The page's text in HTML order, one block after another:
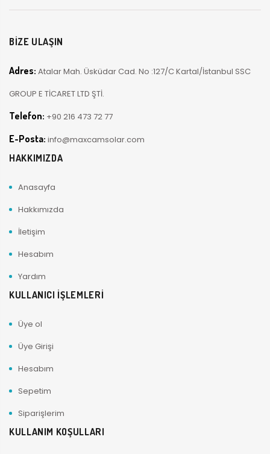
BİZE ULAŞIN
Adres: Atalar Mah. Üsküdar Cad. No :127/C Kartal/İstanbul SSC
GROUP E TİCARET LTD ŞTİ.
Telefon: +90 216 473 72 77
E-Posta: info@maxcamsolar.com
HAKKIMIZDA
Anasayfa
Hakkımızda
İletişim
Hesabım
Yardım
KULLANICI İŞLEMLERİ
Üye ol
Üye Girişi
Hesabım
Sepetim
Siparişlerim
KULLANIM KOŞULLARI